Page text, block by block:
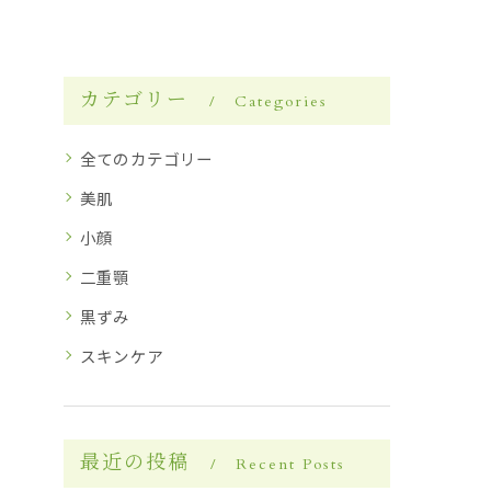
カテゴリー Categories
全てのカテゴリー
美肌
小顔
二重顎
黒ずみ
スキンケア
最近の投稿 Recent Posts